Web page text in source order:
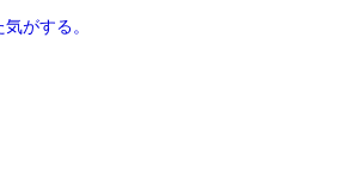
がする。